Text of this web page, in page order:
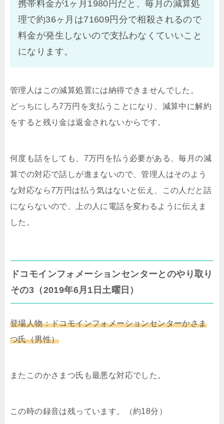
携帯料金が1ヶ月1980円だと、毎月の減算処
理で約36ヶ月は71609円分で相殺されるので
料金が発生しないので支払わなくていいこと
になります。
管理人はこの減算処置には納得できませんでした。
どっちにしろ7万円を支払うことになり、減算中に解約
をすると残り金は返金されないからです。
何度も話をしても、7万円を払う必要がある、毎月の減
算での対応で話しが進まないので、管理人はそのよう
な対応なら7万円は払う気はないと伝え、この人だと話
にならないので、上の人に電話を変わるように伝えま
した。
ドコモインフォメーションセンターとのやり取り
その3（2019年6月1日土曜日）
登場人物：ドコモインフォメーションセンターかさま
つ氏（男性）
またこのかさまつ氏も最悪な対応でした。
この時の録音は残っています。（約18分）